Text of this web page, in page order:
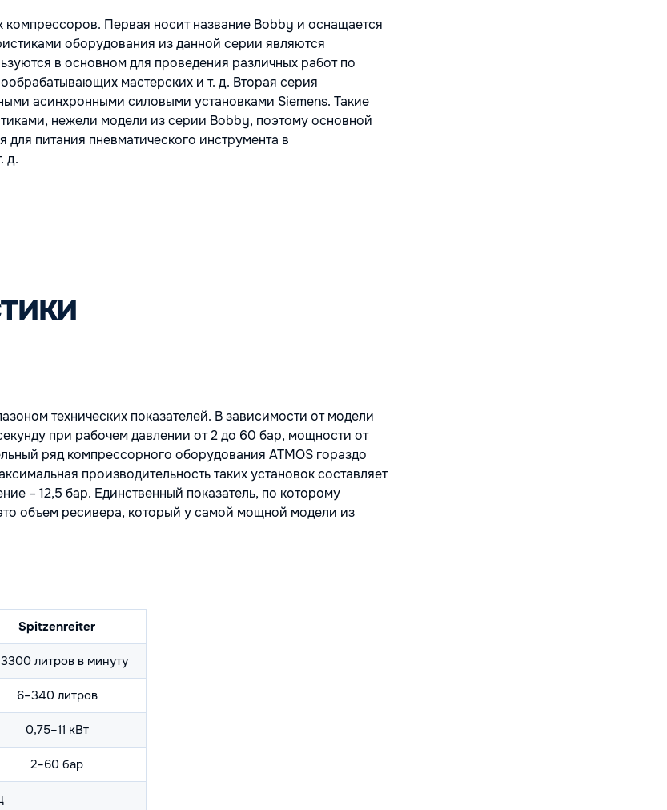
Первая носит название Bobby и оснащается
оборудования из данной серии являются
в основном для проведения различных работ по
мастерских и т. д. Вторая серия
асинхронными силовыми установками Siemens. Такие
нежели модели из серии Bobby, поэтому основной
питания пневматического инструмента в
д.
технических показателей. В зависимости от модели
при рабочем давлении от 2 до 60 бар, мощности от
ряд компрессорного оборудования ATMOS гораздо
производительность таких установок составляет
– 12,5 бар. Единственный показатель, по которому
объем ресивера, который у самой мощной модели из
Spitzenreiter
литров в минуту
6–340 литров
0,75–11 кВт
2–60 бар